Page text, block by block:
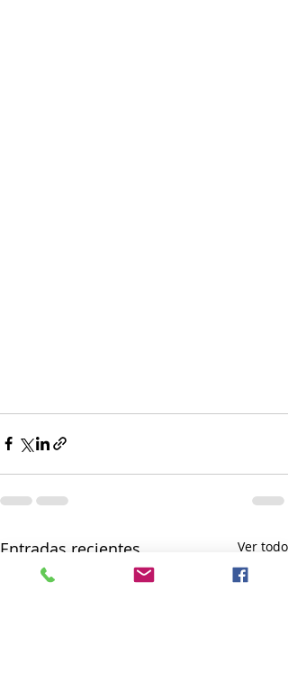
Entradas recientes Ver todo